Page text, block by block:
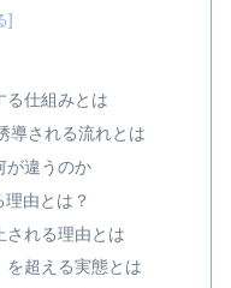
る仕組みとは
導される流れとは
が違うのか
由とは？
される理由とは
を超える実態とは